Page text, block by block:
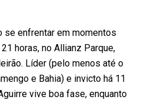
se enfrentar em momentos
horas, no Allianz Parque,
Líder (pelo menos até o
e Bahia) e invicto há 11
vive boa fase, enquanto